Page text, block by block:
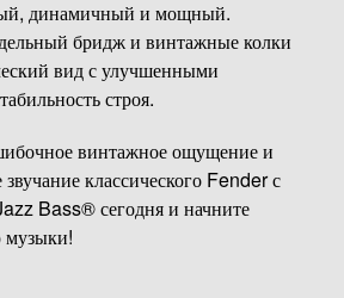
динамичный и мощный.
бридж и винтажные колки
вид с улучшенными
строя.
винтажное ощущение и
классического Fender с
Bass® сегодня и начните
музыки!